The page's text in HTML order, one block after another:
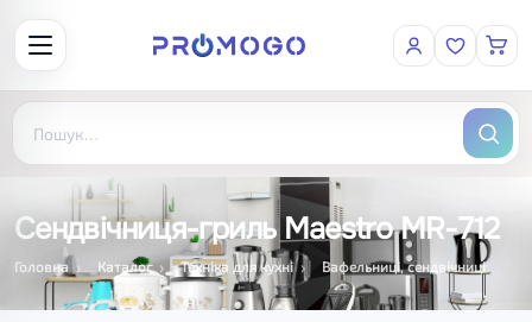
Сендвічниця-гриль Maestro MR-712
Головна Каталог Техніка для кухні Вафельниці, сендвічниці